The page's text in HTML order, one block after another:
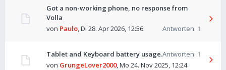
Got a non-working phone, no response from
Volla
Antworten: 1
von Paulo,Di 28. Apr 2026, 12:56
Tablet and Keyboard battery usage.Antworten: 1
von GrungeLover2000,Mo 24. Nov 2025, 12:24